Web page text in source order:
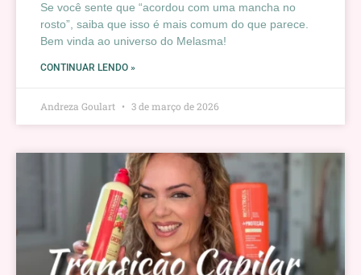
Se você sente que “acordou com uma mancha no
rosto”, saiba que isso é mais comum do que parece.
Bem vinda ao universo do Melasma!
CONTINUAR LENDO »
Andreza Goulart 3 de março de 2026